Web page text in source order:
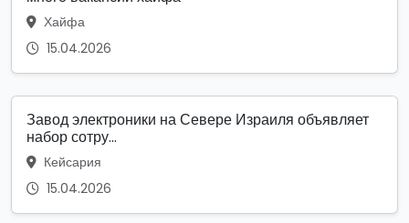
Хайфа
15.04.2026
Завод электроники на Севере Израиля объявляет
набор сотру...
Кейсария
15.04.2026